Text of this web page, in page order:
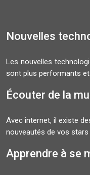
Nouvelles
Les nouvelles
sont plus performants
Écouter de la
Avec internet, il existe
nouveautés de vos
Apprendre à se